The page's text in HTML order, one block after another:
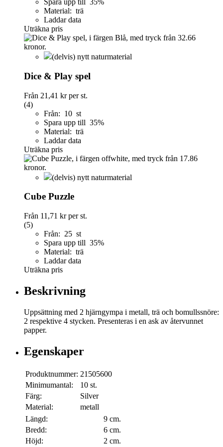
Spara upp till 35%
Material: trä
Laddar data
Uträkna pris
(delvis) nytt naturmaterial
Dice & Play spel
Från 21,41 krper st.
(4)
Från: 10 st
Spara upp till 35%
Material: trä
Laddar data
Uträkna pris
(delvis) nytt naturmaterial
Cube Puzzle
Från 11,71 krper st.
(5)
Från: 25 st
Spara upp till 35%
Material: trä
Laddar data
Uträkna pris
Beskrivning
Uppsättning med 2 hjärngympa i metall, trä och bomullssnöre:
2 respektive 4 stycken. Presenteras i en ask av återvunnet
papper.
Egenskaper
Produktnummer: 21505600
Minimumantal:
10 st.
Färg:
Silver
Material:
metall
Längd:
9 cm.
Bredd:
6 cm.
Höjd:
2 cm.